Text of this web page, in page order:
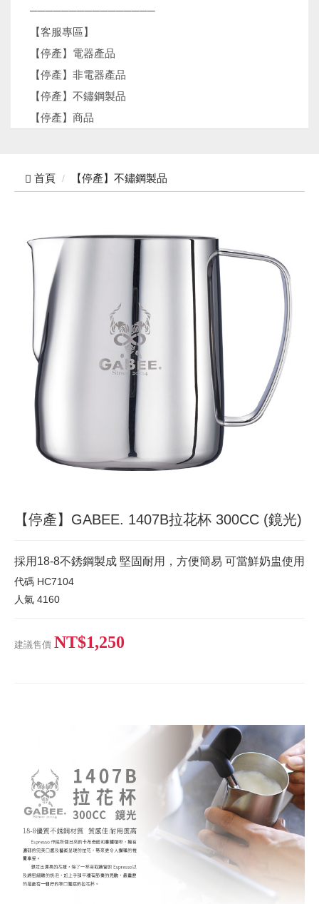
────────────────
【客服專區】
【停產】電器產品
【停產】非電器產品
【停產】不鏽鋼製品
【停產】商品
首頁 【停產】不鏽鋼製品
【停產】GABEE. 1407B拉花杯 300CC (鏡光)
採用18-8不銹鋼製成 堅固耐用，方便簡易 可當鮮奶盅使用
代碼 HC7104
人氣 4160
建議售價 NT$1,250